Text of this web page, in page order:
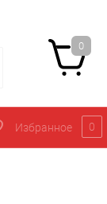
0
Избранное 0